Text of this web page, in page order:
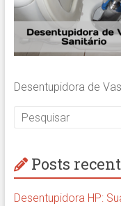
Desentupidora de
Posts
Desentupidora HP: